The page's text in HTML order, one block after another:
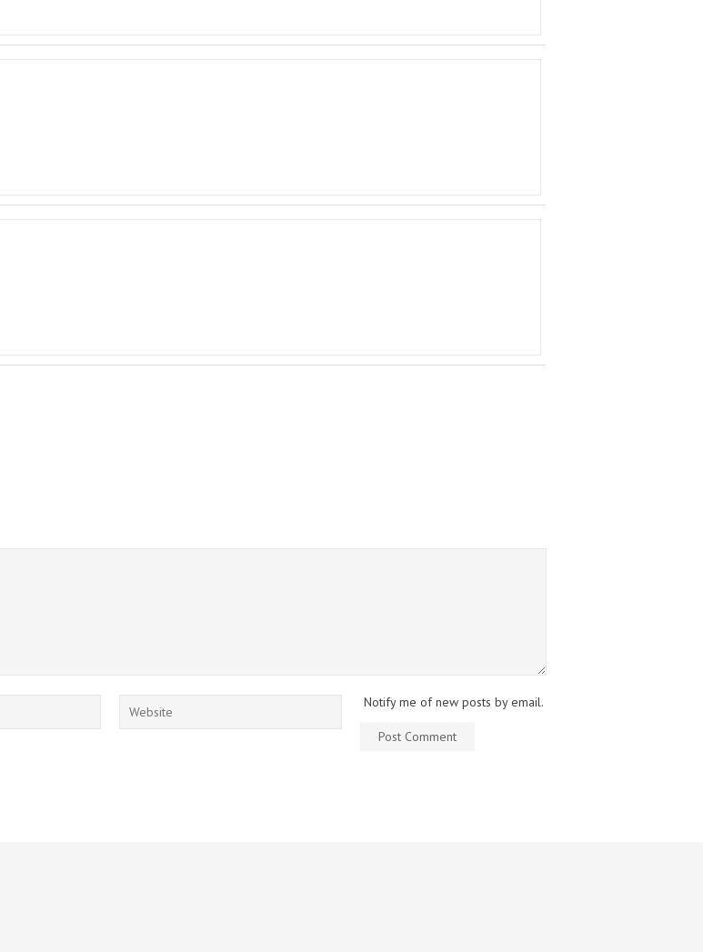
Notify me of new posts by email.